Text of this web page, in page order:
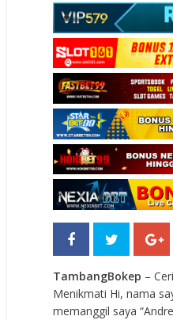
TambangBokep –
Menikmati Hi, nama
memanggil saya